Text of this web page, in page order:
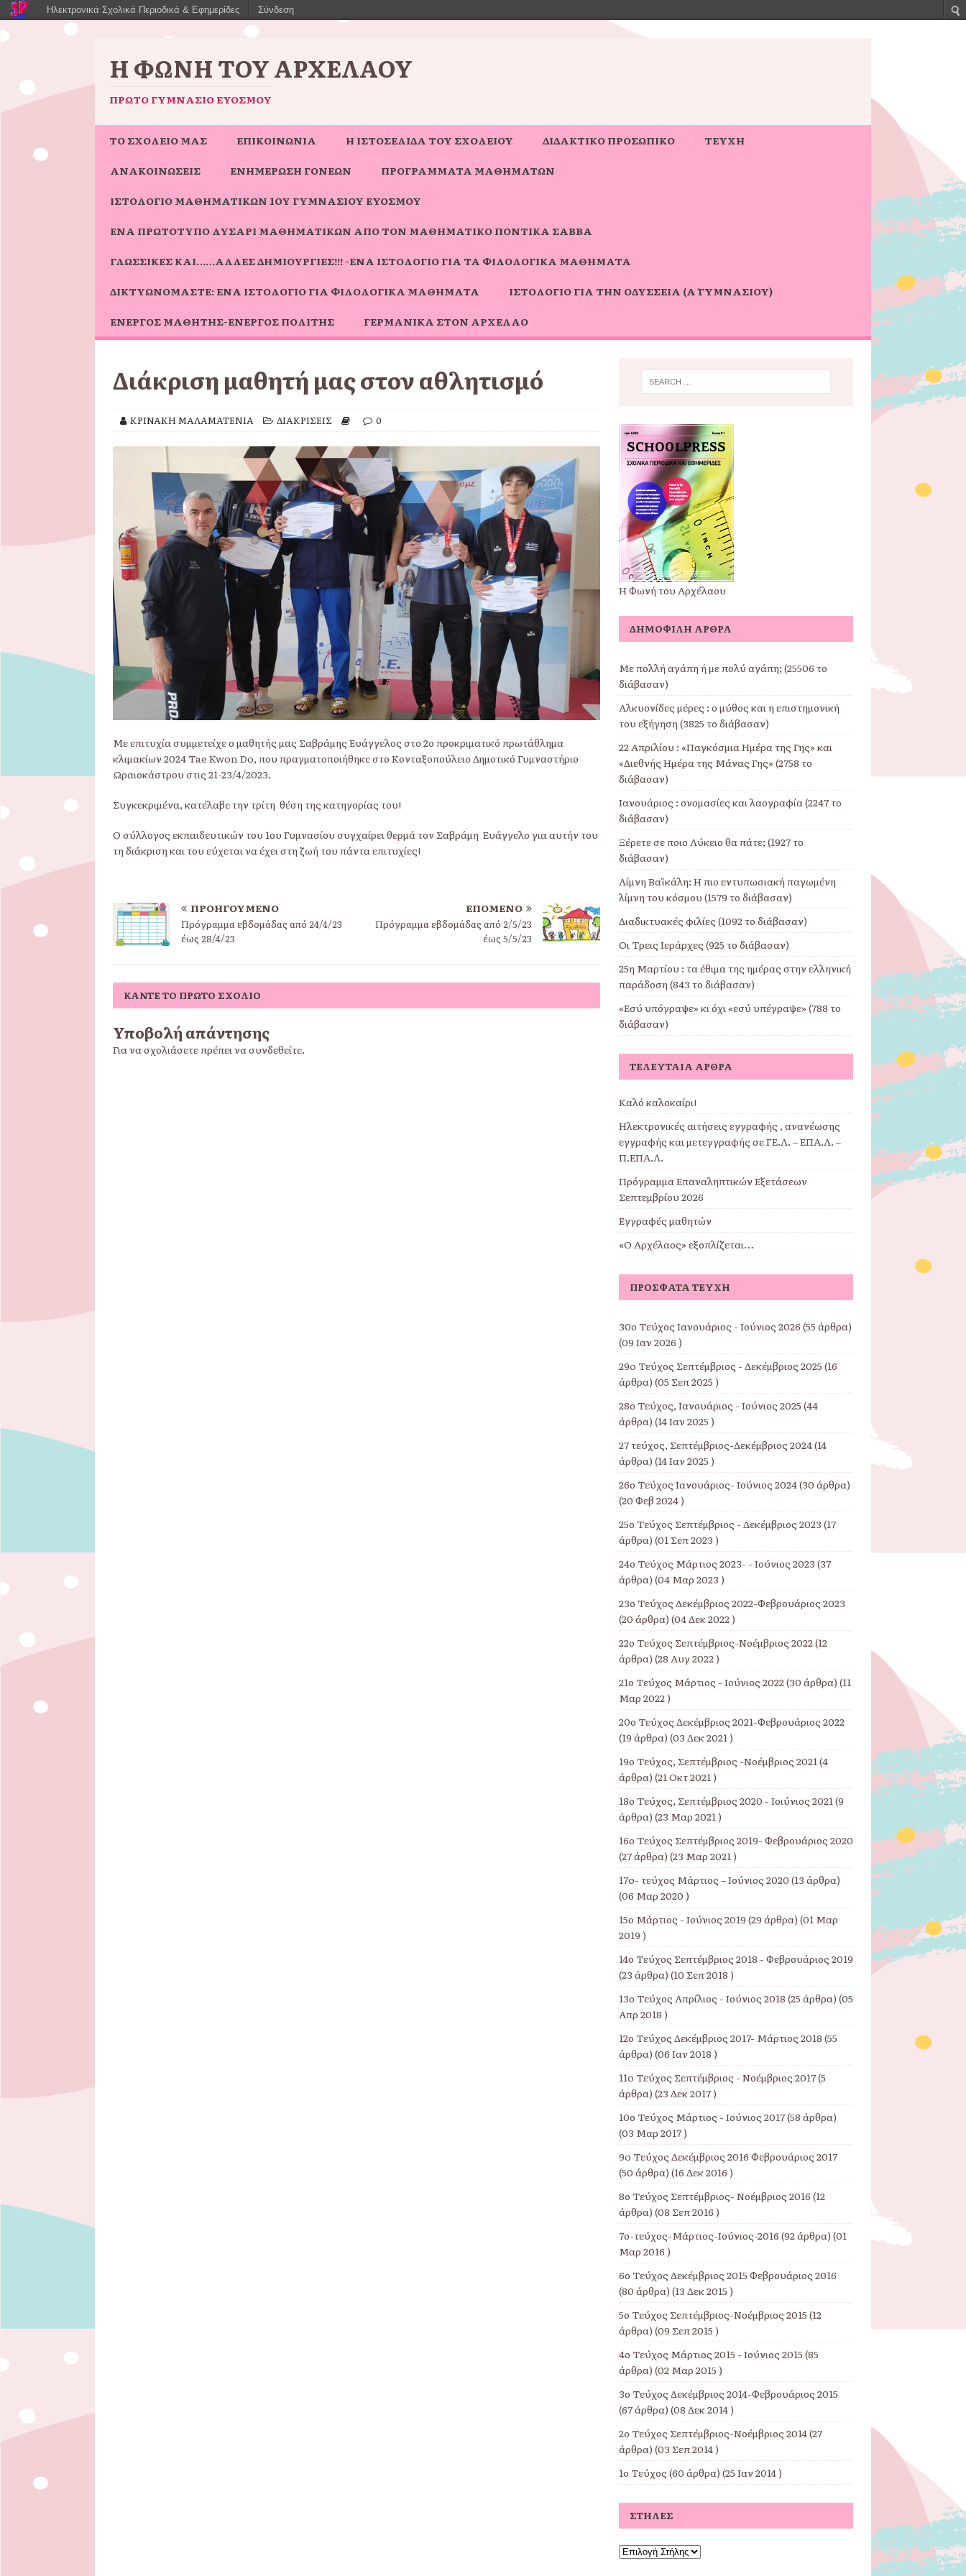
Η ΦΩΝΉ ΤΟΥ ΑΡΧΈΛΑΟΥ
ΠΡΏΤΟ ΓΥΜΝΆΣΙΟ ΕΥΌΣΜΟΥ
ΤΟ ΣΧΟΛΕΙΟ ΜΑΣ ΕΠΙΚΟΙΝΩΝΙΑ Η ΙΣΤΟΣΕΛΊΔΑ ΤΟΥ ΣΧΟΛΕΊΟΥ ΔΙΔΑΚΤΙΚΟ ΠΡΟΣΩΠΙΚΟ ΤΕΥΧΗ
ΑΝΑΚΟΙΝΩΣΕΙΣ ΕΝΗΜΈΡΩΣΗ ΓΟΝΈΩΝ ΠΡΟΓΡΑΜΜΑΤΑ ΜΑΘΗΜΑΤΩΝ
ΙΣΤΟΛΌΓΙΟ ΜΑΘΗΜΑΤΙΚΏΝ 1ΟΥ ΓΥΜΝΑΣΊΟΥ ΕΥΌΣΜΟΥ
ΈΝΑ ΠΡΩΤΌΤΥΠΟ ΛΥΣΆΡΙ ΜΑΘΗΜΑΤΙΚΏΝ ΑΠΌ ΤΟΝ ΜΑΘΗΜΑΤΙΚΌ ΠΟΝΤΊΚΑ ΣΆΒΒΑ
ΓΛΩΣΣΙΚΈΣ ΚΑΙ……ΆΛΛΕΣ ΔΗΜΙΟΥΡΓΊΕΣ!!! -ΈΝΑ ΙΣΤΟΛΌΓΙΟ ΓΙΑ ΤΑ ΦΙΛΟΛΟΓΙΚΆ ΜΑΘΉΜΑΤΑ
ΔΙΚΤΥΩΝΌΜΑΣΤΕ: ΈΝΑ ΙΣΤΟΛΌΓΙΟ ΓΙΑ ΦΙΛΟΛΟΓΙΚΆ ΜΑΘΉΜΑΤΑ ΙΣΤΟΛΌΓΙΟ ΓΙΑ ΤΗΝ ΟΔΎΣΣΕΙΑ (Α΄ ΓΥΜΝΑΣΊΟΥ)
ΕΝΕΡΓΌΣ ΜΑΘΗΤΉΣ-ΕΝΕΡΓΌΣ ΠΟΛΊΤΗΣ ΓΕΡΜΑΝΙΚΆ ΣΤΟΝ ΑΡΧΈΛΑΟ
Διάκριση μαθητή μας στον αθλητισμό
ΚΡΙΝΑΚΗ ΜΑΛΑΜΑΤΕΝΙΑ ΔΙΑΚΡΙΣΕΙΣ 0
Με επιτυχία συμμετείχε ο μαθητής μας Σαβράμης Ευάγγελος στο 2ο προκριματικό πρωτάθλημα
κλιμακίων 2024 Tae Kwon Do, που πραγματοποιήθηκε στο Κονταξοπούλειο Δημοτικό Γυμναστήριο
Ωραιοκάστρου στις 21-23/4/2023.
Συγκεκριμένα, κατέλαβε την τρίτη θέση της κατηγορίας του!
Ο σύλλογος εκπαιδευτικών του 1ου Γυμνασίου συγχαίρει θερμά τον Σαβράμη Ευάγγελο για αυτήν του
τη διάκριση και του εύχεται να έχει στη ζωή του πάντα επιτυχίες!
ΠΡΟΗΓΟΎΜΕΝΟ
Πρόγραμμα εβδομάδας από 24/4/23
έως 28/4/23
ΕΠΌΜΕΝΟ
Πρόγραμμα εβδομάδας από 2/5/23
έως 5/5/23
ΚΆΝΤΕ ΤΟ ΠΡΏΤΟ ΣΧΌΛΙΟ
Υποβολή απάντησης
Για να σχολιάσετε πρέπει νασυνδεθείτε.
Η Φωνή του Αρχέλαου
ΔΗΜΟΦΙΛΉ ΆΡΘΡΑ
Με πολλή αγάπη ή με πολύ αγάπη; (25506 το
διάβασαν)
Αλκυονίδες μέρες : ο μύθος και η επιστημονική
του εξήγηση (3825 το διάβασαν)
22 Απριλίου : «Παγκόσμια Ημέρα της Γης» και
«Διεθνής Ημέρα της Μάνας Γης» (2758 το
διάβασαν)
Ιανουάριος : ονομασίες και λαογραφία (2247 το
διάβασαν)
Ξέρετε σε ποιο Λύκειο θα πάτε; (1927 το
διάβασαν)
Λίμνη Βαϊκάλη: Η πιο εντυπωσιακή παγωμένη
λίμνη του κόσμου (1579 το διάβασαν)
Διαδικτυακές φιλίες (1092 το διάβασαν)
Οι Τρεις Ιεράρχες (925 το διάβασαν)
25η Μαρτίου : τα έθιμα της ημέρας στην ελληνική
παράδοση (843 το διάβασαν)
«Εσύ υπόγραψε» κι όχι «εσύ υπέγραψε» (788 το
διάβασαν)
ΤΕΛΕΥΤΑΊΑ ΆΡΘΡΑ
Καλό καλοκαίρι!
Ηλεκτρονικές αιτήσεις εγγραφής , ανανέωσης
εγγραφής και μετεγγραφής σε ΓΕ.Λ. – ΕΠΑ.Λ. –
Π.ΕΠΑ.Λ.
Πρόγραμμα Επαναληπτικών Εξετάσεων
Σεπτεμβρίου 2026
Εγγραφές μαθητών
«Ο Αρχέλαος» εξοπλίζεται…
ΠΡΌΣΦΑΤΑ ΤΕΎΧΗ
30ο Τεύχος Ιανουάριος - Ιούνιος 2026 (55 άρθρα)
(09 Ιαν 2026 )
29o Τεύχος Σεπτέμβριος - Δεκέμβριος 2025 (16
άρθρα) (05 Σεπ 2025 )
28ο Τεύχος, Ιανουάριος - Ιούνιος 2025 (44
άρθρα) (14 Ιαν 2025 )
27 τεύχος, Σεπτέμβριος-Δεκέμβριος 2024(14
άρθρα) (14 Ιαν 2025 )
26ο Τεύχος Ιανουάριος- Ιούνιος 2024(30 άρθρα)
(20 Φεβ 2024 )
25ο Τεύχος Σεπτέμβριος - Δεκέμβριος 2023 (17
άρθρα) (01 Σεπ 2023 )
24ο Τεύχος Μάρτιος 2023- - Ιούνιος 2023 (37
άρθρα) (04 Μαρ 2023 )
23ο Τεύχος Δεκέμβριος 2022-Φεβρουάριος 2023
(20 άρθρα) (04 Δεκ 2022 )
22ο Τεύχος Σεπτέμβριος-Νοέμβριος 2022(12
άρθρα) (28 Αυγ 2022 )
21ο Τεύχος Μάρτιος - Ιούνιος 2022(30 άρθρα) (11
Μαρ 2022 )
20ο Τεύχος Δεκέμβριος 2021-Φεβρουάριος 2022
(19 άρθρα) (03 Δεκ 2021 )
19ο Τεύχος, Σεπτέμβριος -Νοέμβριος 2021 (4
άρθρα) (21 Οκτ 2021 )
18ο Τεύχος, Σεπτέμβριος 2020 - Ιοιύνιος 2021 (9
άρθρα) (23 Μαρ 2021 )
16ο Τεύχος Σεπτέμβριος 2019- Φεβρουάριος 2020
(27 άρθρα) (23 Μαρ 2021 )
17o- τεύχος Μάρτιος – Ιούνιος 2020 (13 άρθρα)
(06 Μαρ 2020 )
15ο Μάρτιος - Ιούνιος 2019 (29 άρθρα) (01 Μαρ
2019 )
14ο Τεύχος Σεπτέμβριος 2018 - Φεβρουάριος 2019
(23 άρθρα) (10 Σεπ 2018 )
13ο Τεύχος Απρίλιος - Ιούνιος 2018 (25 άρθρα) (05
Απρ 2018 )
12ο Τεύχος Δεκέμβριος 2017- Μάρτιος 2018 (55
άρθρα) (06 Ιαν 2018 )
11o Τεύχος Σεπτέμβριος - Νοέμβριος 2017(5
άρθρα) (23 Δεκ 2017 )
10ο Τεύχος Μάρτιος - Ιούνιος 2017(58 άρθρα)
(03 Μαρ 2017 )
9o Τεύχος Δεκέμβριος 2016 Φεβρουάριος 2017
(50 άρθρα) (16 Δεκ 2016 )
8ο Τεύχος Σεπτέμβριος- Νοέμβριος 2016 (12
άρθρα) (08 Σεπ 2016 )
7ο-τεύχος-Μάρτιος-Ιούνιος-2016 (92 άρθρα) (01
Μαρ 2016 )
6ο Τεύχος Δεκέμβριος 2015 Φεβρουάριος 2016
(80 άρθρα) (13 Δεκ 2015 )
5ο Τεύχος Σεπτέμβριος-Νοέμβριος 2015 (12
άρθρα) (09 Σεπ 2015 )
4ο Τεύχος Μάρτιος 2015 - Ιούνιος 2015 (85
άρθρα) (02 Μαρ 2015 )
3ο Τεύχος Δεκέμβριος 2014-Φεβρουάριος 2015
(67 άρθρα) (08 Δεκ 2014 )
2ο Τεύχος Σεπτέμβριος-Νοέμβριος 2014(27
άρθρα) (03 Σεπ 2014 )
1ο Τεύχος (60 άρθρα) (25 Ιαν 2014 )
ΣΤΉΛΕΣ
Ηλεκτρονικά Σχολικά Περιοδικά & Εφημερίδες Σύνδεση